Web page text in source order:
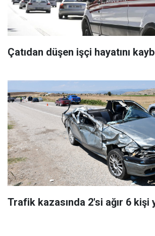
Çatıdan düşen işçi hayatını
Trafik kazasında 2'si ağır 6 kişi